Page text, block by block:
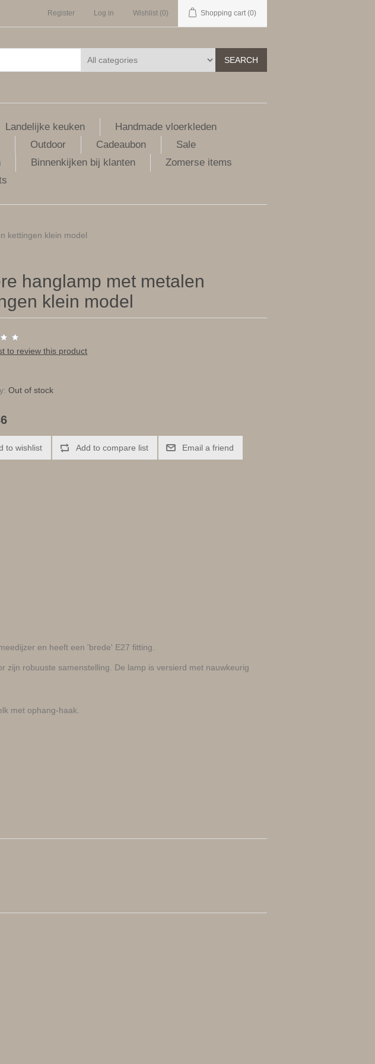
Register Log in Wishlist (0) Shopping cart (0)
SEARCH
Landelijke keuken
Handmade vloerkleden
Outdoor Cadeaubon
Sale
Binnenkijken bij klanten
Zomerse items
kettingen klein model
hanglamp met metalen
klein model
to review this product
Out of stock
to wishlist Add to compare list Email a friend
en heeft een 'brede' E27 fitting.
robuuste samenstelling. De lamp is versierd met nauwkeurig
met ophang-haak.